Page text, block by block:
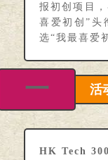
报初创项目
喜爱初创”头
选“我最喜爱
一 活
HK Tech